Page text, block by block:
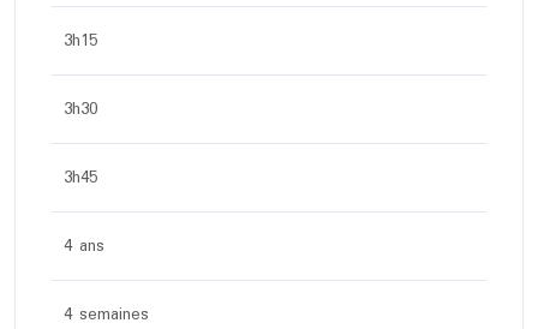
3h15
3h30
3h45
4 ans
4 semaines